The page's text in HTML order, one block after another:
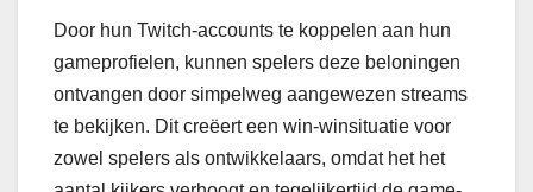
Door hun Twitch-accounts te koppelen aan hun
gameprofielen, kunnen spelers deze beloningen
ontvangen door simpelweg aangewezen streams
te bekijken. Dit creëert een win-winsituatie voor
zowel spelers als ontwikkelaars, omdat het het